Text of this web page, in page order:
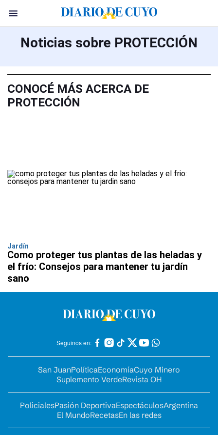
Noticias sobre PROTECCIÓN
CONOCÉ MÁS ACERCA DE
PROTECCIÓN
Jardín
Como proteger tus plantas de las heladas y
el frío: Consejos para mantener tu jardín
sano
Seguinos en:
San JuanPolíticaEconomíaCuyo Minero
Suplemento VerdeRevista OH
PolicialesPasión DeportivaEspectáculosArgentina
El MundoRecetasEn las redes